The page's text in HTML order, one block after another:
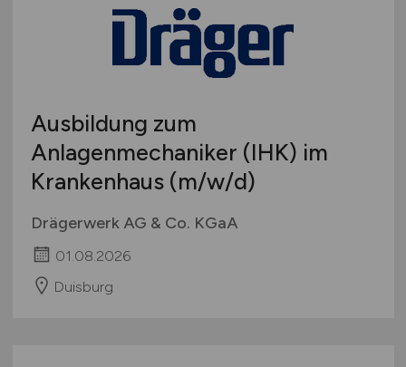
Ausbildung zum
Anlagenmechaniker (IHK) im
Krankenhaus (m/w/d)
Drägerwerk AG & Co. KGaA
01.08.2026
Duisburg